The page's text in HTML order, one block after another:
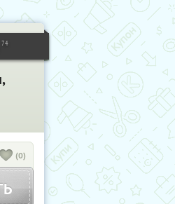
74
(0)